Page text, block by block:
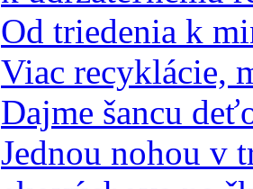
Od triedenia k
Viac recyklácie,
Dajme šancu
Jednou nohou v